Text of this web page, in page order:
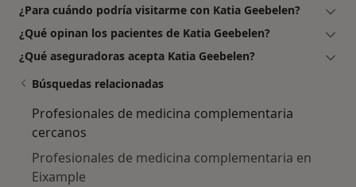
¿Para cuándo podría visitarme con Katia Geebelen?
¿Qué opinan los pacientes de Katia Geebelen?
¿Qué aseguradoras acepta Katia Geebelen?
Búsquedas relacionadas
Profesionales de medicina complementaria
cercanos
Profesionales de medicina complementaria en
Eixample